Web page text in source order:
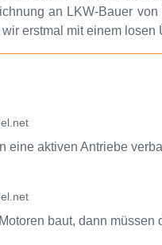
an LKW-Bauer
wir erstmal mit einem
eine aktiven Antriebe
baut, dann